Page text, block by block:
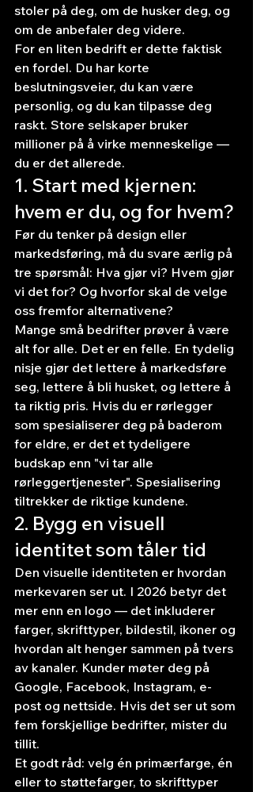
stoler på deg, om de husker deg, og
om de anbefaler deg videre.
For en liten bedrift er dette faktisk
en fordel. Du har korte
beslutningsveier, du kan være
personlig, og du kan tilpasse deg
raskt. Store selskaper bruker
millioner på å virke menneskelige —
du er det allerede.
1. Start med kjernen:
hvem er du, og for hvem?
Før du tenker på design eller
markedsføring, må du svare ærlig på
tre spørsmål: Hva gjør vi? Hvem gjør
vi det for? Og hvorfor skal de velge
oss fremfor alternativene?
Mange små bedrifter prøver å være
alt for alle. Det er en felle. En tydelig
nisje gjør det lettere å markedsføre
seg, lettere å bli husket, og lettere å
ta riktig pris. Hvis du er rørlegger
som spesialiserer deg på baderom
for eldre, er det et tydeligere
budskap enn "vi tar alle
rørleggertjenester". Spesialisering
tiltrekker de riktige kundene.
2. Bygg en visuell
identitet som tåler tid
Den visuelle identiteten er hvordan
merkevaren ser ut. I 2026 betyr det
mer enn en logo — det inkluderer
farger, skrifttyper, bildestil, ikoner og
hvordan alt henger sammen på tvers
av kanaler. Kunder møter deg på
Google, Facebook, Instagram, e-
post og nettside. Hvis det ser ut som
fem forskjellige bedrifter, mister du
tillit.
Et godt råd: velg én primærfarge, én
eller to støttefarger, to skrifttyper